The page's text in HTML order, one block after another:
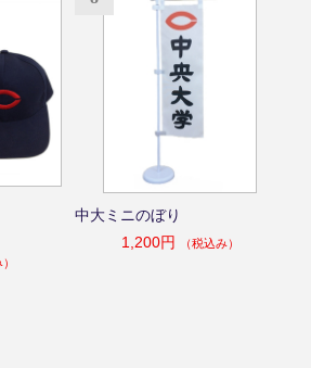
中大ミニのぼり
1,200円
（税込み）